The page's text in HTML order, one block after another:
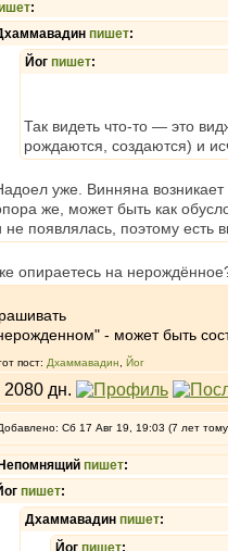
:
пишет:
Йог пишет:
Так видеть что-то — это
рождаются, создаются) и
уже. Винняна
же, может быть как
не появлялась, поэтому есть
опираетесь на
- может быть
пост: Дхаммавадин Йог
Сб 17 Авг 19, 19:03 (7 лет
пишет:
пишет:
Дхаммавадин пишет:
Йог пишет: